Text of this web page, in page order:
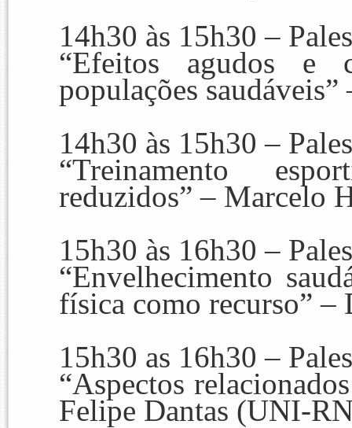
14h30 às 15h30 –
“Efeitos agudos e
populações saudáveis”
14h30 às 15h30 –
“Treinamento
reduzidos” – Marcelo
15h30 às 16h30 –
“Envelhecimento
física como recurso” –
15h30 as 16h30 –
“Aspectos
Felipe Dantas (UNI-